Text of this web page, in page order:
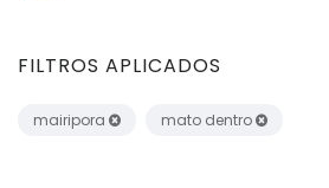
FILTROS APLICADOS
mairipora mato dentro